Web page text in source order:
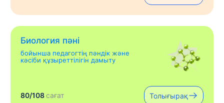
Биология пәні
бойынша педагогтің пәндік және
кәсіби құзыреттілігін дамыту
80/108сағат Толығырақ